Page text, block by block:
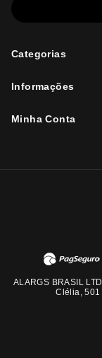
Categorias
Informações
Minha Conta
ALARGS BRASIL
Clélia, 501